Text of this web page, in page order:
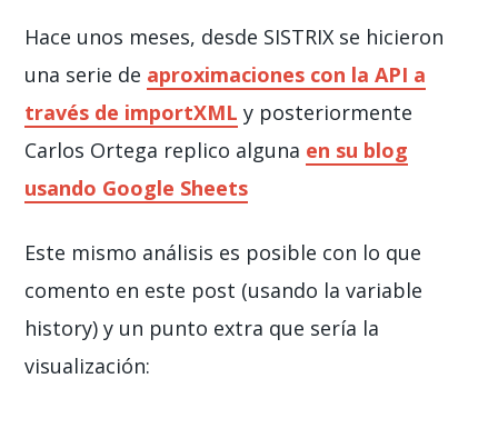
Hace unos meses, desde SISTRIX se hicieron
una serie de aproximaciones con la API a
través de importXML y posteriormente
Carlos Ortega replico alguna en su blog
usando Google Sheets
Este mismo análisis es posible con lo que
comento en este post (usando la variable
history) y un punto extra que sería la
visualización: